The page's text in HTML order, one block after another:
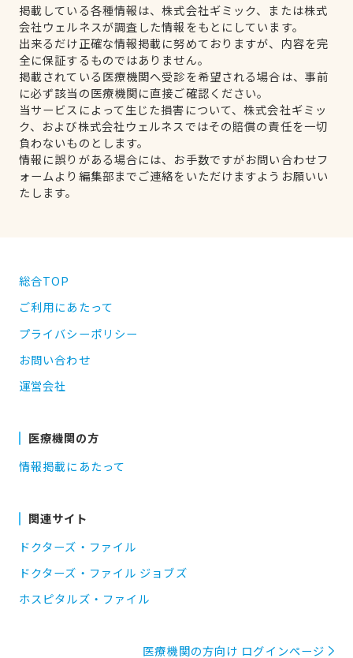
掲載している各種情報は、株式会社ギミック、または株式
会社ウェルネスが調査した情報をもとにしています。
出来るだけ正確な情報掲載に努めておりますが、内容を完
全に保証するものではありません。
掲載されている医療機関へ受診を希望される場合は、事前
に必ず該当の医療機関に直接ご確認ください。
当サービスによって生じた損害について、株式会社ギミッ
ク、および株式会社ウェルネスではその賠償の責任を一切
負わないものとします。
情報に誤りがある場合には、お手数ですがお問い合わせフ
ォームより編集部までご連絡をいただけますようお願いい
たします。
総合TOP
ご利用にあたって
プライバシーポリシー
お問い合わせ
運営会社
医療機関の方
情報掲載にあたって
関連サイト
ドクターズ・ファイル
ドクターズ・ファイル ジョブズ
ホスピタルズ・ファイル
医療機関の方向け ログインページ